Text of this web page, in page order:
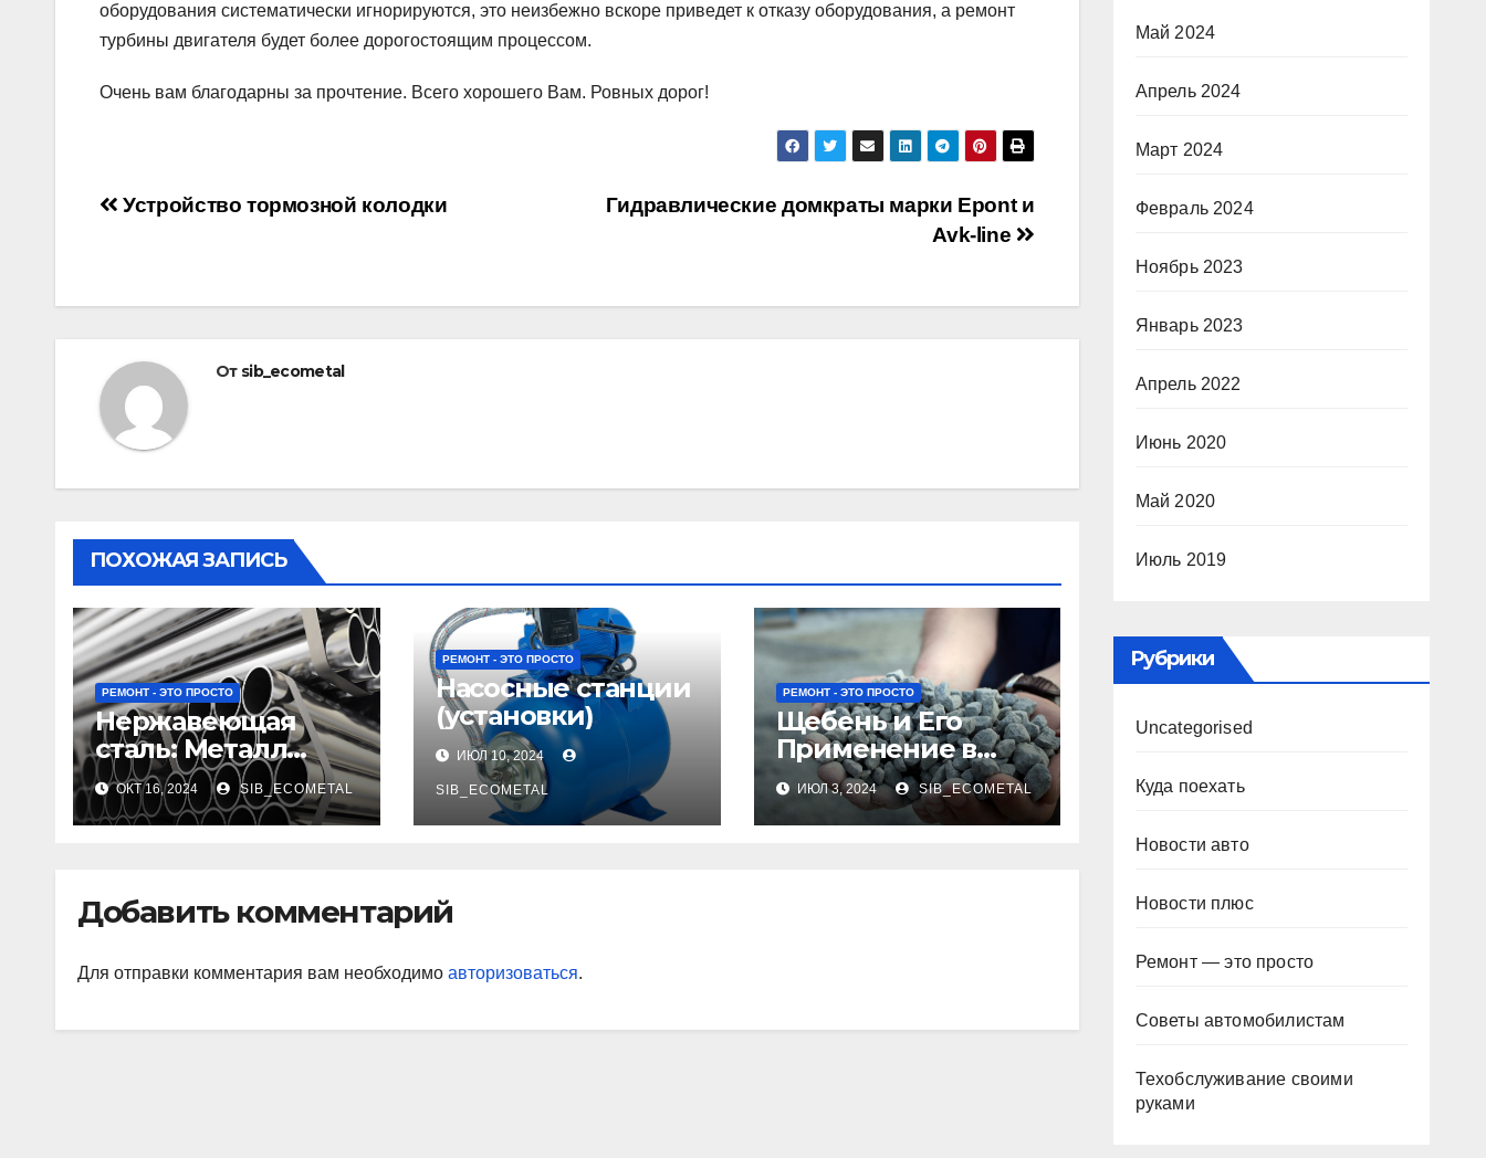
оборудования систематически игнорируются, это неизбежно вскоре приведет к отказу оборудования, а ремонт
турбины двигателя будет более дорогостоящим процессом.
Очень вам благодарны за прочтение. Всего хорошего Вам. Ровных дорог!
Навигация
записям
Гидравлические домкраты марки Epont и
Avk-line
Устройство тормозной колодки
От sib_ecometal
ПОХОЖАЯ ЗАПИСЬ
РЕМОНТ - ЭТО ПРОСТО
Нержавеющая
сталь: Металл
будущего
ОКТ 16, 2024 SIB_ECOMETAL
РЕМОНТ - ЭТО ПРОСТО
Насосные станции
(установки)
ИЮЛ 10, 2024
SIB_ECOMETAL
РЕМОНТ - ЭТО ПРОСТО
Щебень и Его
Применение в
Современном
Строительстве
ИЮЛ 3, 2024 SIB_ECOMETAL
Добавить комментарий
Для отправки комментария вам необходимо авторизоваться.
Май 2024
Апрель 2024
Март 2024
Февраль 2024
Ноябрь 2023
Январь 2023
Апрель 2022
Июнь 2020
Май 2020
Июль 2019
Рубрики
Uncategorised
Куда поехать
Новости авто
Новости плюс
Ремонт — это просто
Советы автомобилистам
Техобслуживание своими
руками